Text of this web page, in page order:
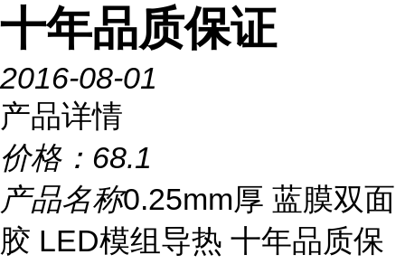
十年品质保证
2016-08-01
产品详情
价格： 68.1
产品名称0.25mm厚 蓝膜双面
胶 LED模组导热 十年品质保